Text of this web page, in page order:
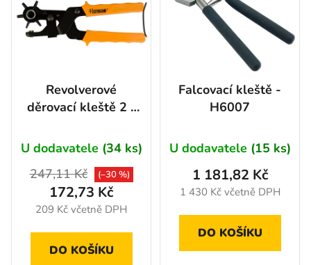
d
u
Revolverové
děrovací kleště 2 -
HT120101
U dodavatele (34 ks)
209 Kč včetně DPH
172,73 Kč
247,11 Kč (–30 %)
DO KOŠÍKU
Falcovací kleště -
H6007
U dodavatele (15 ks)
1 430 Kč včetně DPH
1 181,82 Kč
DO KOŠÍKU